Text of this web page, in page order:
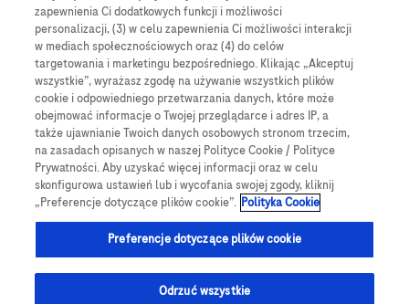
Globalne Strony Internetowe
Global Roche
Platforma Accu-Chek Care
Global Roche Diabetologia
Wszystkie lokalizacje
zapewnienia Ci dodatkowych funkcji i możliwości
personalizacji, (3) w celu zapewnienia Ci możliwości interakcji
w mediach społecznościowych oraz (4) do celów
targetowania i marketingu bezpośredniego. Klikając „Akceptuj
wszystkie”, wyrażasz zgodę na używanie wszystkich plików
cookie i odpowiedniego przetwarzania danych, które może
obejmować informacje o Twojej przeglądarce i adres IP, a
także ujawnianie Twoich danych osobowych stronom trzecim,
na zasadach opisanych w naszej Polityce Cookie / Polityce
Prywatności. Aby uzyskać więcej informacji oraz w celu
skonfigurowa ustawień lub i wycofania swojej zgody, kliknij
„Preferencje dotyczące plików cookie”. Polityka Cookie
Preferencje dotyczące plików cookie
Odrzuć wszystkie